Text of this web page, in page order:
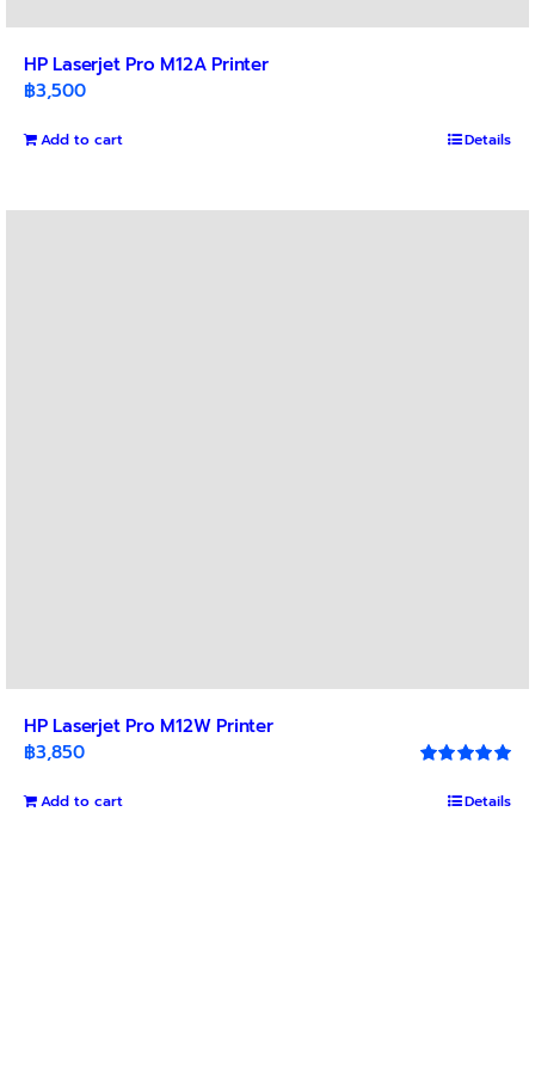
HP Laserjet Pro M12A Printer
฿3,500
Add to cart Details
HP Laserjet Pro M12W Printer
out of 5
฿3,850
Add to cart Details